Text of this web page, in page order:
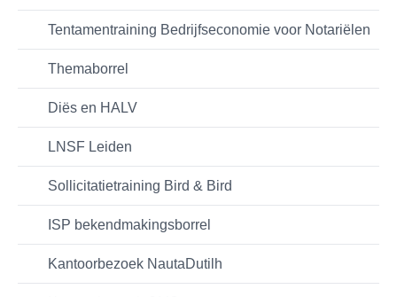
Tentamentraining Bedrijfseconomie voor Notariëlen
Themaborrel
Diës en HALV
LNSF Leiden
Sollicitatietraining Bird & Bird
ISP bekendmakingsborrel
Kantoorbezoek NautaDutilh